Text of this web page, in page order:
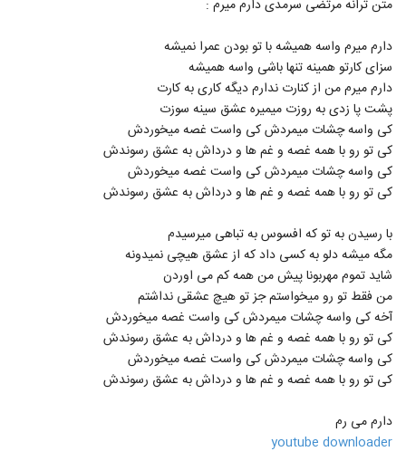
544
۳,۱۴۹ بازدید
545
آهنگ مسعود صابری بنام فرشته
۱,۳۸۹ بازدید
546
دانلود آهنگ آورین دلیل ساده
۸۹۶ بازدید
آهنگ مسعود صابری بنام خوب من
548
دانلود آهنگ صاف و ساده از پازل بند
549
دانلود آهنگ حمید عسکری سیاره
۸۸۵ بازدید
550
متن ترانه مرتضی سرمدی دارم میرم :
دارم میرم واسه همیشه با تو بودن عمرا نمیشه
سزای کارتو همینه تنها باشی واسه همیشه
دارم میرم من از کنارت ندارم دیگه کاری به کارت
پشت پا زدی به روزت میمیره عشق سینه سوزت
کی واسه چشات میمردش کی واست غصه میخوردش
کی تو رو با همه غصه و غم ها و درداش به عشق رسوندش
کی واسه چشات میمردش کی واست غصه میخوردش
کی تو رو با همه غصه و غم ها و درداش به عشق رسوندش
با رسیدن به تو که افسوس به تباهی میرسیدم
مگه میشه دلو به کسی داد که از عشق هیچی نمیدونه
شاید تموم مهربونا پیش من همه کم می اوردن
من فقط تو رو میخواستم جز تو هیچ عشقی نداشتم
آخه کی واسه چشات میمردش کی واست غصه میخوردش
کی تو رو با همه غصه و غم ها و درداش به عشق رسوندش
کی واسه چشات میمردش کی واست غصه میخوردش
کی تو رو با همه غصه و غم ها و درداش به عشق رسوندش
دارم می رم
youtube downloader